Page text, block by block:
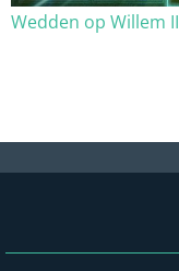
Wedden op Willem II